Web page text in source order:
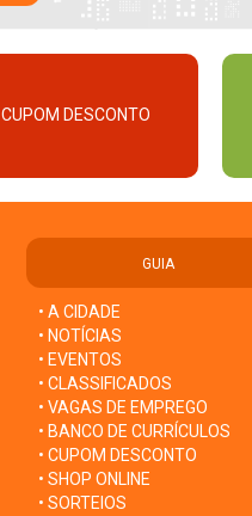
CUPOM DESCONTO
GUIA
• A CIDADE
• NOTÍCIAS
• EVENTOS
• CLASSIFICADOS
• VAGAS DE EMPREGO
• BANCO DE CURRÍCULOS
• CUPOM DESCONTO
• SHOP ONLINE
• SORTEIOS